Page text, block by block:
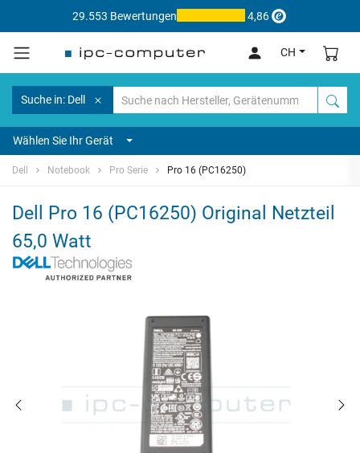
29.553 Bewertungen 4,86
CH
Suche in: Dell
Wählen Sie Ihr Gerät
Dell Notebook Pro Serie Pro 16 (PC16250)
Dell Pro 16 (PC16250) Original Netzteil
65,0 Watt